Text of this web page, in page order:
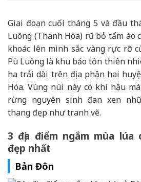
Giai đoạn cuối tháng 5 và đầu
Luông (Thanh Hóa) rũ bỏ tấm áo
khoác lên mình sắc vàng rực rỡ
Pù Luông là khu bảo tồn thiên
ha trải dài trên địa phận hai
Hóa. Vùng núi này có khí hậu
rừng nguyên sinh đan xen
thang đẹp như tranh vẽ.
3 địa điểm ngắm mùa lúa
đẹp nhất
Bản Đôn